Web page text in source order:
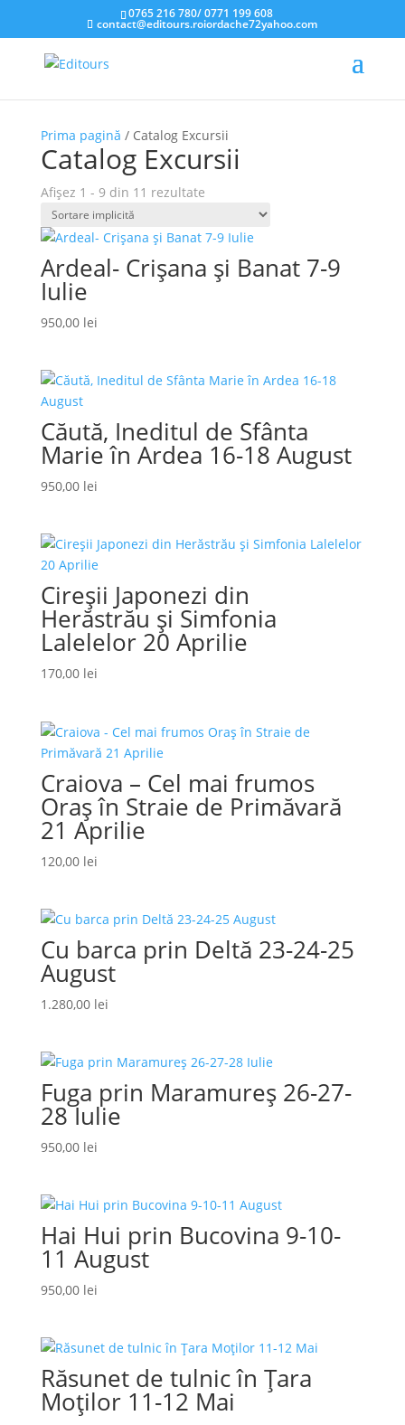
0765 216 780/0771 199 608
contact@editours.roiordache72yahoo.com
Prima pagină / Catalog Excursii
Catalog Excursii
Afișez 1 - 9 din 11 rezultate
Ardeal- Crișana și Banat 7-9
Iulie
950,00 lei
Căută, Ineditul de Sfânta
Marie în Ardea 16-18 August
950,00 lei
Cireșii Japonezi din
Herăstrău și Simfonia
Lalelelor 20 Aprilie
170,00 lei
Craiova – Cel mai frumos
Oraș în Straie de Primăvară
21 Aprilie
120,00 lei
Cu barca prin Deltă 23-24-25
August
1.280,00 lei
Fuga prin Maramureș 26-27-
28 Iulie
950,00 lei
Hai Hui prin Bucovina 9-10-
11 August
950,00 lei
Răsunet de tulnic în Țara
Moților 11-12 Mai